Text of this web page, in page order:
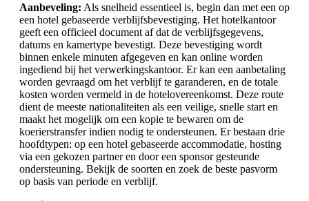
Aanbeveling: Als snelheid essentieel is, begin dan met een op
een hotel gebaseerde verblijfsbevestiging. Het hotelkantoor
geeft een officieel document af dat de verblijfsgegevens,
datums en kamertype bevestigt. Deze bevestiging wordt
binnen enkele minuten afgegeven en kan online worden
ingediend bij het verwerkingskantoor. Er kan een aanbetaling
worden gevraagd om het verblijf te garanderen, en de totale
kosten worden vermeld in de hotelovereenkomst. Deze route
dient de meeste nationaliteiten als een veilige, snelle start en
maakt het mogelijk om een kopie te bewaren om de
koerierstransfer indien nodig te ondersteunen. Er bestaan drie
hoofdtypen: op een hotel gebaseerde accommodatie, hosting
via een gekozen partner en door een sponsor gesteunde
ondersteuning. Bekijk de soorten en zoek de beste pasvorm
op basis van periode en verblijf.